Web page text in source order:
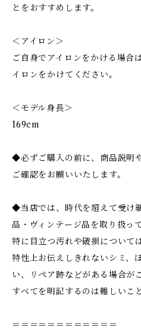
とをおすすめします。
＜アイロン＞
ご自身でアイロンをかける場合
イロンをかけてください。
＜モデル身長＞
169cm
◆必ずご購入の前に、商品説明
ご確認をお願いいたします。
◆当店では、時代を超えて受け
品・ヴィンテージ品を取り扱っ
特に目立つ汚れや破損について
特性上お伝えしきれないシミ、
い、リペア跡などがある場合が
すべてを明記するのは難しいこ
＝＝＝＝＝＝＝＝＝＝＝＝